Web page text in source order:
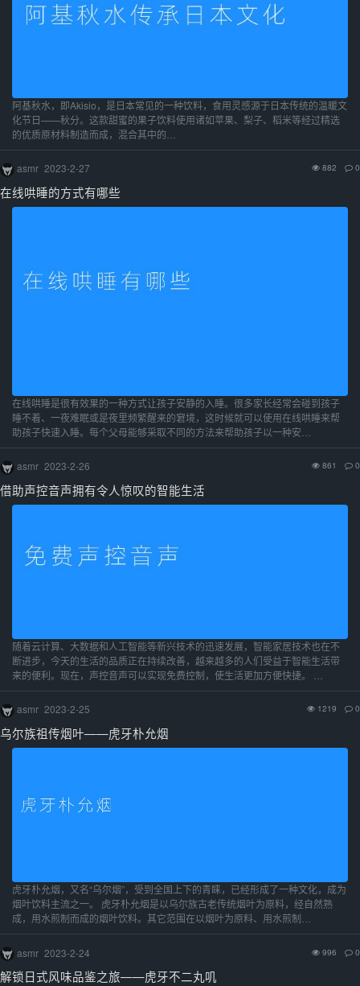
阿基秋水，即Akisio，是日本常见的一种饮料，食用灵感源于日本传统的温暖文
化节日——秋分。这款甜蜜的果子饮料使用诸如苹果、梨子、稻米等经过精选
的优质原材料制造而成，混合其中的…
asmr 2023-2-27 882 0
在线哄睡的方式有哪些
在线哄睡是很有效果的一种方式让孩子安静的入睡。很多家长经常会碰到孩子
睡不着、一夜难眠或是夜里频繁醒来的窘境，这时候就可以使用在线哄睡来帮
助孩子快速入睡。每个父母能够采取不同的方法来帮助孩子以一种安…
asmr 2023-2-26 861 0
借助声控音声拥有令人惊叹的智能生活
随着云计算、大数据和人工智能等新兴技术的迅速发展，智能家居技术也在不
断进步，今天的生活的品质正在持续改善，越来越多的人们受益于智能生活带
来的便利。现在，声控音声可以实现免费控制，使生活更加方便快捷。 …
asmr 2023-2-25 1219 0
乌尔族祖传烟叶——虎牙朴允烟
虎牙朴允烟，又名“乌尔烟”，受到全国上下的青睐，已经形成了一种文化，成为
烟叶饮料主流之一。 虎牙朴允烟是以乌尔族古老传统烟叶为原料，经自然熟
成，用水煎制而成的烟叶饮料。其它范围在以烟叶为原料、用水煎制…
asmr 2023-2-24 996 0
解锁日式风味品鉴之旅——虎牙不二丸叽